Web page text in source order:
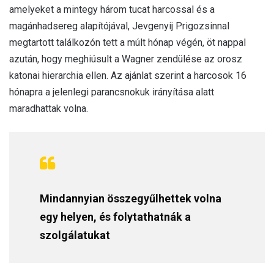
amelyeket a mintegy három tucat harcossal és a
magánhadsereg alapítójával, Jevgenyij Prigozsinnal
megtartott találkozón tett a múlt hónap végén, öt nappal
azután, hogy meghiúsult a Wagner zendülése az orosz
katonai hierarchia ellen. Az ajánlat szerint a harcosok 16
hónapra a jelenlegi parancsnokuk irányítása alatt
maradhattak volna.
Mindannyian összegyűlhettek volna
egy helyen, és folytathatnák a
szolgálatukat